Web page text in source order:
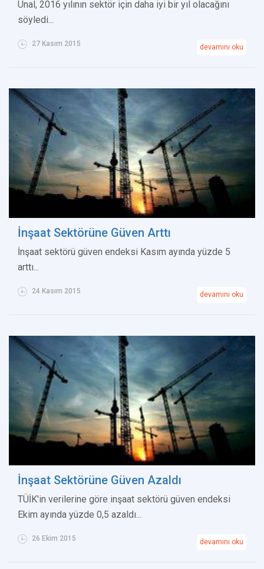
Ünal, 2016 yılının sektör için daha iyi bir yıl olacağını
söyledi...
27 Kasım 2015 devamını oku
İnşaat Sektörüne Güven Arttı
İnşaat sektörü güven endeksi Kasım ayında yüzde 5
arttı...
24 Kasım 2015 devamını oku
İnşaat Sektörüne Güven Azaldı
TÜİK'in verilerine göre inşaat sektörü güven endeksi
Ekim ayında yüzde 0,5 azaldı...
26 Ekim 2015 devamını oku